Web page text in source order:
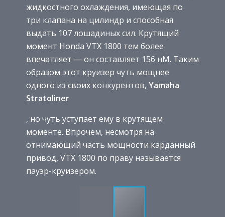
жидкостного охлаждения, имеющая по
три клапана на цилиндр и способная
выдать 107 лошадиных сил. Крутящий
момент Honda VTX 1800 тем более
впечатляет — он составляет 156 нМ. Таким
образом этот круизер чуть мощнее
одного из своих конкурентов, Yamaha
Stratoliner
, но чуть уступает ему в крутящем
моменте. Впрочем, несмотря на
отнимающий часть мощности карданный
привод, VTX 1800 по праву называется
пауэр-круизером.